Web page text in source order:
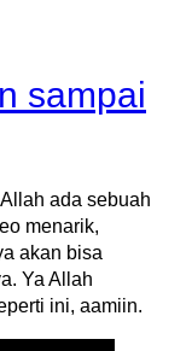
sampai
ada sebuah
menarik,
akan bisa
Ya Allah
ini, aamiin.